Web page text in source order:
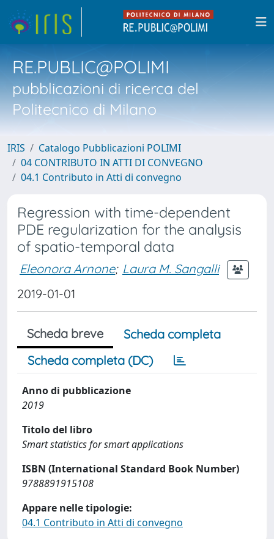
RE.PUBLIC@POLIMI
pubblicazioni di ricerca del
Politecnico di Milano
IRIS
Catalogo Pubblicazioni POLIMI
04 CONTRIBUTO IN ATTI DI CONVEGNO
04.1 Contributo in Atti di convegno
Regression with time-dependent
PDE regularization for the analysis
of spatio-temporal data
Eleonora Arnone; Laura M. Sangalli
2019-01-01
Scheda breve
Scheda completa
Scheda completa (DC)
Anno di pubblicazione
2019
Titolo del libro
Smart statistics for smart applications
ISBN (International Standard Book Number)
9788891915108
Appare nelle tipologie:
04.1 Contributo in Atti di convegno